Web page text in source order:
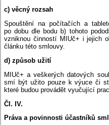
c) věcný rozsah
Spouštění na počítačích a
po dobu dle bodu b) tohoto
vzniknou činností MIUč+ i jejich
článku této smlouvy.
d) způsob užití
MIUč+ a veškerých datových
smí být užito pouze k výuce či
které budou provádět vyučující
Čl. IV.
Práva a povinnosti účastníků